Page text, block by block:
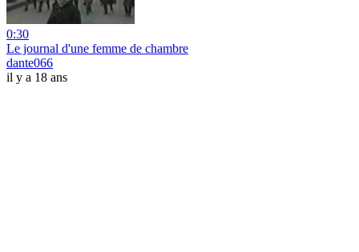
0:30
Le journal d'une femme de chambre
dante066
il y a 18 ans